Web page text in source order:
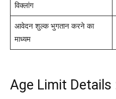
विक्लांग
आवेदन शुल्क भुगतान करने का
माध्यम
Age Limit Details